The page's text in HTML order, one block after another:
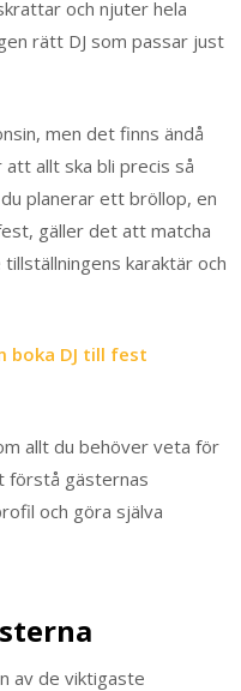
och njuter hela
rätt DJ som passar just
men det finns ändå
allt ska bli precis så
planerar ett bröllop, en
gäller det att matcha
karaktär och
boka DJ till fest
allt du behöver veta för
förstå gästernas
och göra själva
av de viktigaste